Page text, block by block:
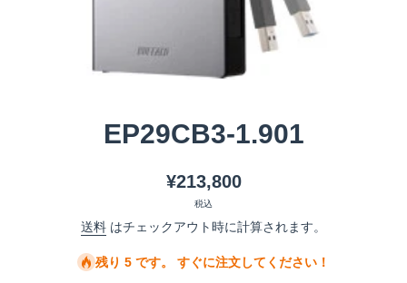
EP29CB3-1.901
¥213,800
税込
送料 はチェックアウト時に計算されます。
残り 5 です。 すぐに注文してください！